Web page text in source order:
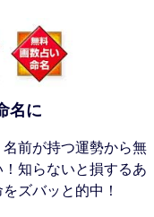
名に
前が持つ運勢から無
知らないと損するあ
ズバッと的中！